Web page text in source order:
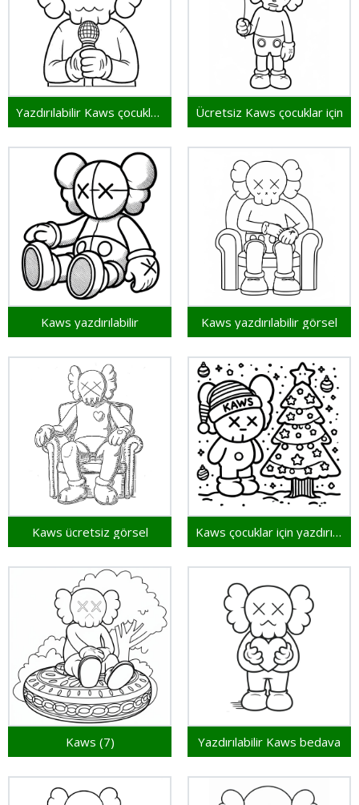
Yazdırılabilir Kaws çocuklar için Ücretsiz Kaws çocuklar için
Kaws yazdırılabilir Kaws yazdırılabilir görsel
Kaws ücretsiz görsel Kaws çocuklar için yazdırılabilir
Kaws (7) Yazdırılabilir Kaws bedava